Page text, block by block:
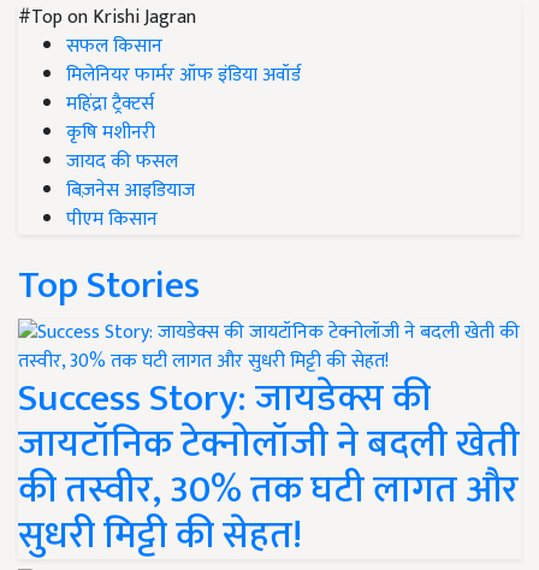
#Top on Krishi Jagran
सफल किसान
मिलेनियर फार्मर ऑफ इंडिया अवॉर्ड
महिंद्रा ट्रैक्टर्स
कृषि मशीनरी
जायद की फसल
बिज़नेस आइडियाज
पीएम किसान
Top Stories
Success Story: जायडेक्स की
जायटॉनिक टेक्नोलॉजी ने बदली खेती
की तस्वीर, 30% तक घटी लागत और
सुधरी मिट्टी की सेहत!